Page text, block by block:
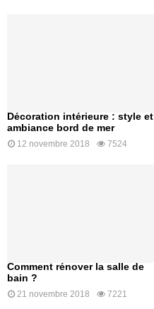
Décoration intérieure : style et
ambiance bord de mer
12 novembre 2018 7524
Comment rénover la salle de
bain ?
21 novembre 2018 7221